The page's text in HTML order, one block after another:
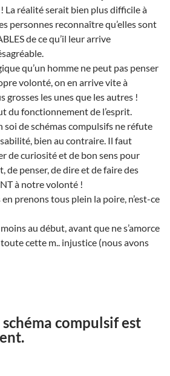
La réalité serait bien plus difficile à
personnes reconnaître qu’elles sont
de ce qu’il leur arrive
qu’un homme ne peut pas penser
volonté, on en arrive vite à
grosses les unes que les autres !
du fonctionnement de l’esprit.
soi de schémas compulsifs ne réfute
bien au contraire. Il faut
de curiosité et de bon sens pour
de penser, de dire et de faire des
à notre volonté !
prenons tous plein la poire, n’est-ce
au début, avant que ne s’amorce
cette m.. injustice (nous avons
compulsif est